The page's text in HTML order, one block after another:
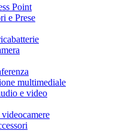
Point
e Prese
multimediale
e video